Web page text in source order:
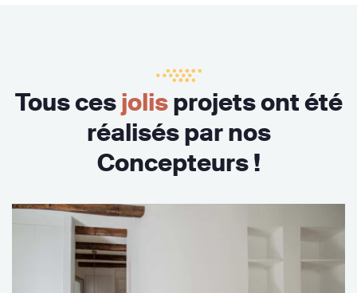
Tous cesjolisprojets ont été
réalisés par nos
Concepteurs !